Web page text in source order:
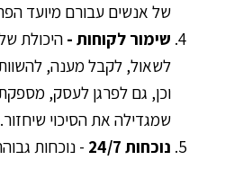
של אנשים עבורם מיועד
שימור לקוחות - היכולת
לשאול, לקבל מענה,
וכן, גם לפרגן לעסק, מספקת
שמגדילה את הסיכוי שיחזור.
נוכחות 24/7
- נוכחות